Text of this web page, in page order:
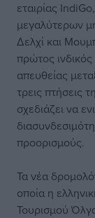
εταιρίας
μεγαλύτερων
Δελχί και
πρώτος
απευθείας
τρεις πτήσεις
σχεδιάζει να
προορισμούς.
Τα νέα
οποία η
Τουρισμού